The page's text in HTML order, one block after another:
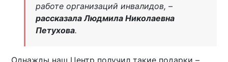
работе организаций инвалидов, –
рассказала Людмила Николаевна
Петухова.